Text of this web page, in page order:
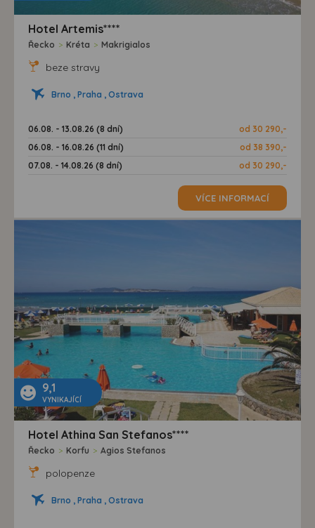
Hotel Artemis****
Řecko > Kréta > Makrigialos
beze stravy
Brno , Praha , Ostrava
06.08. - 13.08.26 (8 dní)
od 30 290,-
06.08. - 16.08.26 (11 dní)
od 38 390,-
07.08. - 14.08.26 (8 dní)
od 30 290,-
VÍCE INFORMACÍ
9,1
VYNIKAJÍCÍ
Hotel Athina San Stefanos****
Řecko > Korfu > Agios Stefanos
polopenze
Brno , Praha , Ostrava